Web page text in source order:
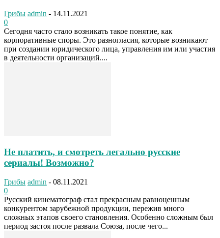
Грибы admin - 14.11.2021
0
Сегодня часто стало возникать такое понятие, как
корпоративные споры. Это разногласия, которые возникают
при создании юридического лица, управления им или участия
в деятельности организаций....
Не платить, и смотреть легально русские
сериалы! Возможно?
Грибы admin - 08.11.2021
0
Русский кинематограф стал прекрасным равноценным
конкурентом зарубежной продукции, пережив много
сложных этапов своего становления. Особенно сложным был
период застоя после развала Союза, после чего...